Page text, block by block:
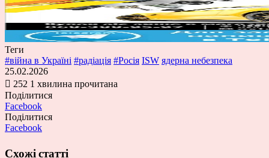
Теги
#війна в Україні #радіація #Росія ISW ядерна небезпека
25.02.2026
252 1 хвилина прочитана
Поділитися
Facebook
Поділитися
Facebook
Схожі статті